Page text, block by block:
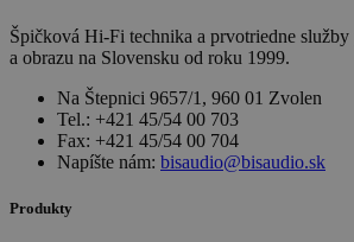
Špičková Hi-Fi technika a prvotriedne
a obrazu na Slovensku od roku 1999.
Na Štepnici 9657/1, 960 01 Zvolen
Tel.: +421 45/54 00 703
Fax: +421 45/54 00 704
Napíšte nám: bisaudio@bisaudio.sk
Produkty